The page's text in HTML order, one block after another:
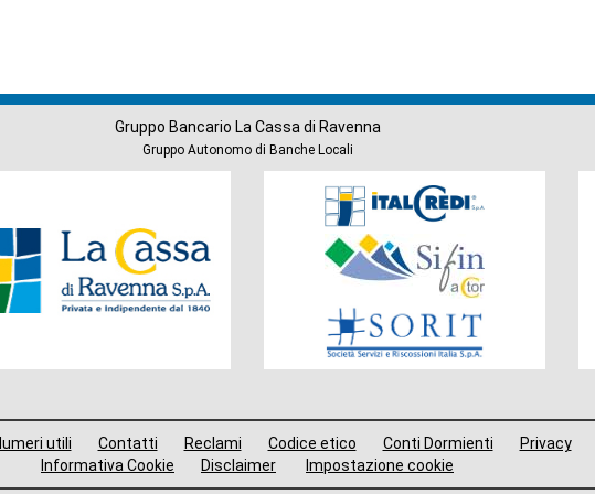
Gruppo Bancario La Cassa di Ravenna
Gruppo Autonomo di Banche Locali
Società
Gruppo
utili Contatti Reclami Codice etico Conti Dormienti Privacy
Informativa Cookie
Disclaimer Impostazione cookie